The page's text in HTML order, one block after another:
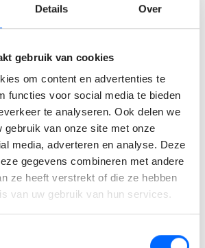
Details Over
gebruik van cookies
om content en advertenties te
functies voor social media te bieden
te analyseren. Ook delen we
gebruik van onze site met onze
media, adverteren en analyse. Deze
gegevens combineren met andere
ze heeft verstrekt of die ze hebben
van uw gebruik van hun services.
van het onderhoudsbudget met
van ad-hoc oplossingen en
wij van
richting, bij voorkeur in
relevante werkervaring, bij voorkeur in